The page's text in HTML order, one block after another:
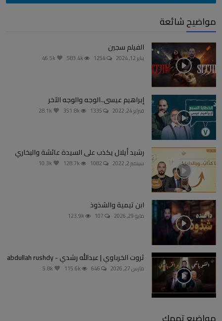
مواضيح شائعة
الفيلم سجين
يناير 12, 2024
إبراهيم عيسى..الوجه والوجه الآخر
فبراير 24, 2022
رشيد أيلال يكذب على السيدة عائشة والبخاري
سبتمبر 2, 2022
ابن تيمية والشذوذ
مايو 29, 2026
ثروت الخرباوي | عبدالله رشدي - abdullah rushdy
مارس 27, 2026